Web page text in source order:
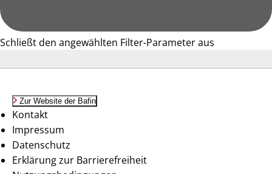
Schließt den angewählten Filter-Parameter aus
Zur Website der Bafin
Kontakt
Impressum
Datenschutz
Erklärung zur Barrierefreiheit